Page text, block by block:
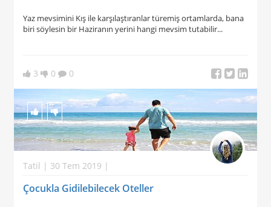
Yaz mevsimini Kış ile karşılaştıranlar türemiş ortamlarda, bana
biri söylesin bir Haziranın yerini hangi mevsim tutabilir...
3 0 0
Tatil | 30 Tem 2019 |
Çocukla Gidilebilecek Oteller